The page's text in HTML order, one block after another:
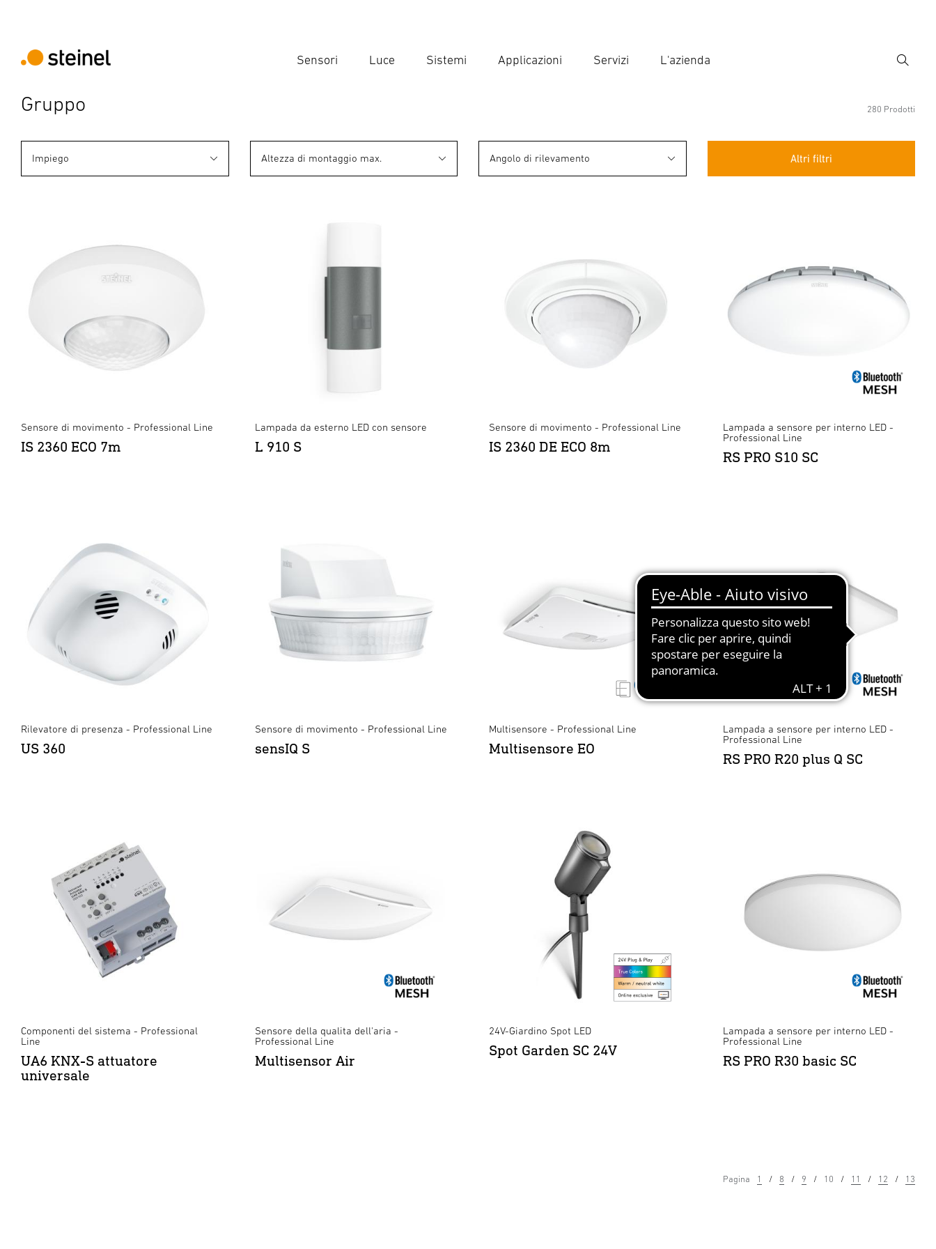
Sensori Luce Sistemi Applicazioni Servizi L'azienda
Ricerca
Gruppo 280 Prodotti
Altri filtri
Impiego Altezza di montaggio max. Angolo di rilevamento
Sensore di movimento - Professional Line
IS 2360 ECO 7m
Lampada da esterno LED con sensore
L 910 S
Sensore di movimento - Professional Line
IS 2360 DE ECO 8m
Lampada a sensore per interno LED -
Professional Line
RS PRO S10 SC
Rilevatore di presenza - Professional Line
US 360
Sensore di movimento - Professional Line
sensIQ S
Multisensore - Professional Line
Multisensore EO
Lampada a sensore per interno LED -
Professional Line
RS PRO R20 plus Q SC
Componenti del sistema - Professional
Line
UA6 KNX-S attuatore
universale
Sensore della qualita dell'aria -
Professional Line
Multisensor Air
24V-Giardino Spot LED
Spot Garden SC 24V
Lampada a sensore per interno LED -
Professional Line
RS PRO R30 basic SC
Pagina 1 8 9 10 11 12 13